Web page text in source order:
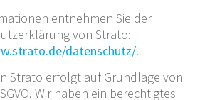
entnehmen Sie der
von Strato:
datenschutz/.
Strato erfolgt auf Grundlage von
Wir haben ein berechtigtes